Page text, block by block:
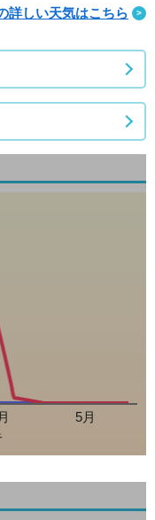
詳しい天気はこちら
5月